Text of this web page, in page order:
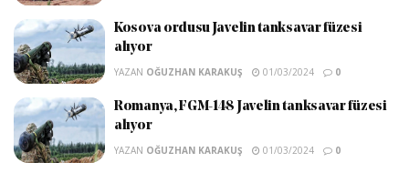
Kosova ordusu Javelin tanksavar füzesi
alıyor
YAZAN OĞUZHAN KARAKUŞ 01/03/2024 0
Romanya, FGM-148 Javelin tanksavar füzesi
alıyor
YAZAN OĞUZHAN KARAKUŞ 01/03/2024 0